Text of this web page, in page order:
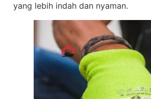
yang lebih indah dan nyaman.